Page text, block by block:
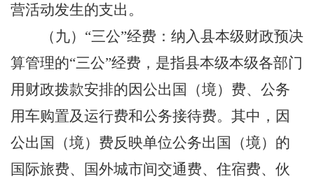
营活动发生的支出。
（九） “三公”经费：纳入县本级财政预决
算管理的“三公”经费，是指县本级本级各部门
用财政拨款安排的因公出国（境）费、公务
用车购置及运行费和公务接待费。其中，因
公出国（境）费反映单位公务出国（境）的
国际旅费、国外城市间交通费、住宿费、伙